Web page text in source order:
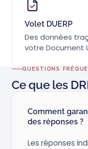
Volet DUERP
Des données
votre Document
QUESTIONS
Ce que les
Comment
des réponses ?
Les réponses